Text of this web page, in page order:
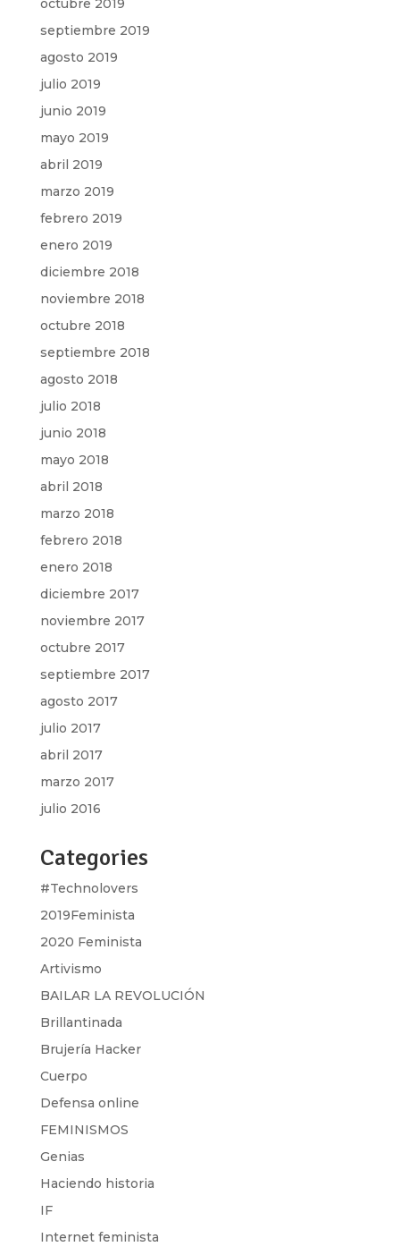
octubre 2019
septiembre 2019
agosto 2019
julio 2019
junio 2019
mayo 2019
abril 2019
marzo 2019
febrero 2019
enero 2019
diciembre 2018
noviembre 2018
octubre 2018
septiembre 2018
agosto 2018
julio 2018
junio 2018
mayo 2018
abril 2018
marzo 2018
febrero 2018
enero 2018
diciembre 2017
noviembre 2017
octubre 2017
septiembre 2017
agosto 2017
julio 2017
abril 2017
marzo 2017
julio 2016
Categories
#Technolovers
2019Feminista
2020 Feminista
Artivismo
BAILAR LA REVOLUCIÓN
Brillantinada
Brujería Hacker
Cuerpo
Defensa online
FEMINISMOS
Genias
Haciendo historia
IF
Internet feminista